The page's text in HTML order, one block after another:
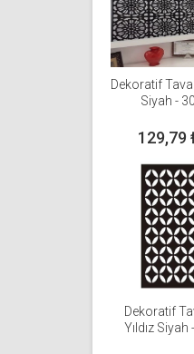
Dekoratif
Siyah -
129,79
Dekoratif
Yıldız